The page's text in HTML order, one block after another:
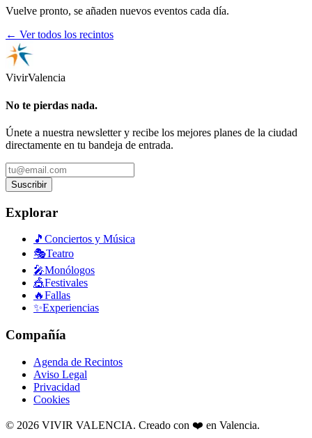
Vuelve pronto, se añaden nuevos eventos cada día.
← Ver todos los recintos
VivirValencia
No te pierdas nada.
Únete a nuestra newsletter y recibe los mejores planes de la ciudad
directamente en tu bandeja de entrada.
Suscribir
Explorar
🎵 Conciertos y Música
🎭Teatro
🎤Monólogos
🎪Festivales
🔥Fallas
✨Experiencias
Compañía
Agenda de Recintos
Aviso Legal
Privacidad
Cookies
© 2026 VIVIR VALENCIA. Creado con ❤️ en Valencia.